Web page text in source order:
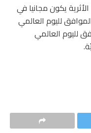
يكون مجانيا في
ويوم 18 أفريل : الموافق لليوم العالمي
18 ماي الموافق لليوم العالمي